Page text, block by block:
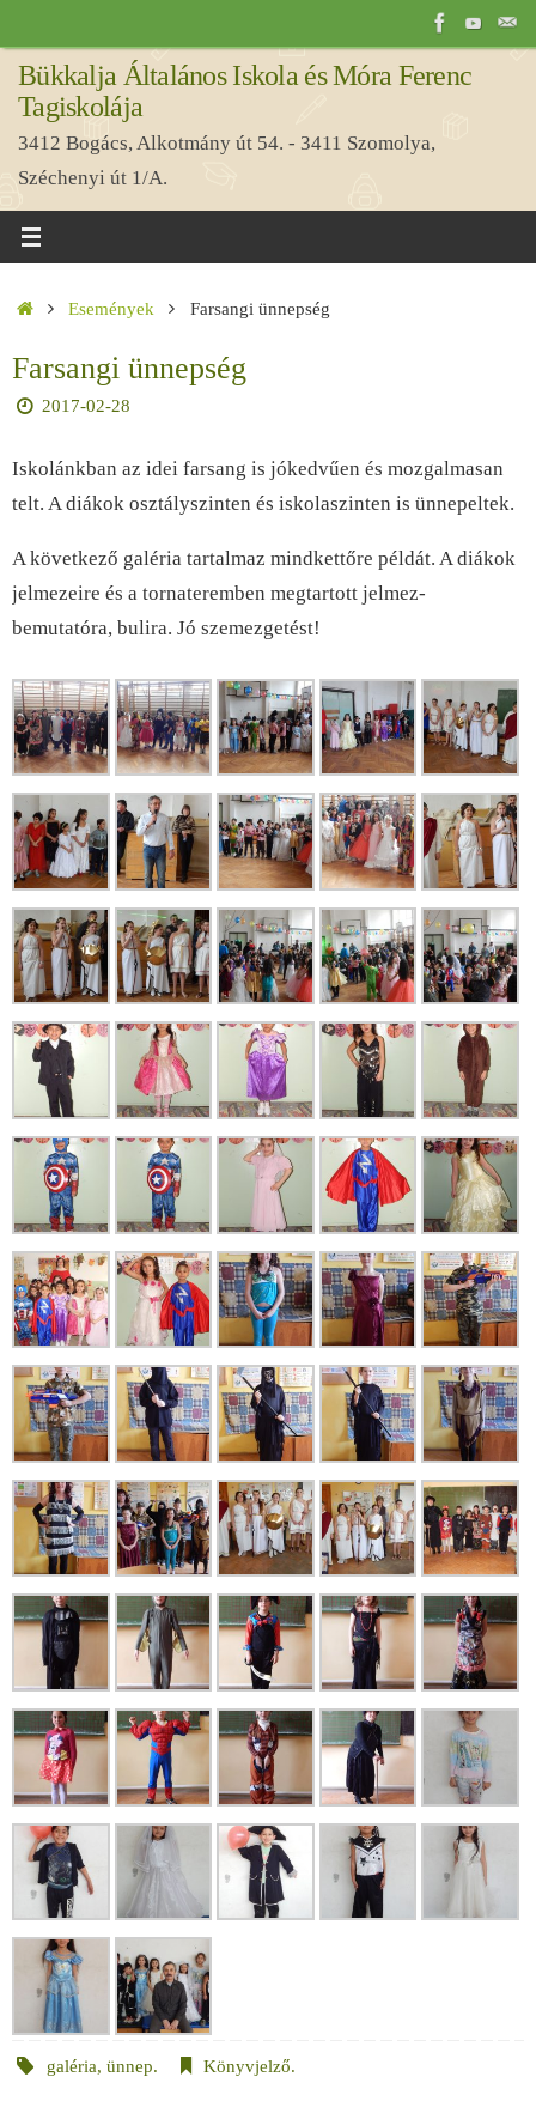
a
tartalomra
Bükkalja Általános Iskola és Móra Ferenc
Tagiskolája
3412 Bogács, Alkotmány út 54. - 3411 Szomolya,
Széchenyi út 1/A.
HomeEsemények Farsangi ünnepség
Farsangi ünnepség
2017-02-28
Iskolánkban az idei farsang is jókedvűen és mozgalmasan
telt. A diákok osztályszinten és iskolaszinten is ünnepeltek.
A következő galéria tartalmaz mindkettőre példát. A diákok
jelmezeire és a tornateremben megtartott jelmez-
bemutatóra, bulira. Jó szemezgetést!
galéria,ünnep. Könyvjelző.